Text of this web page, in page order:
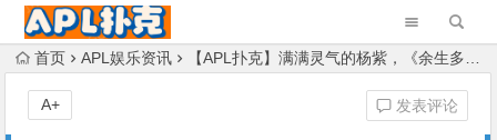
首页 APL娱乐资讯 【APL扑克】满满灵气的杨紫，《余生多多指教》不久上映网友直呼太期待
发表评论
A+